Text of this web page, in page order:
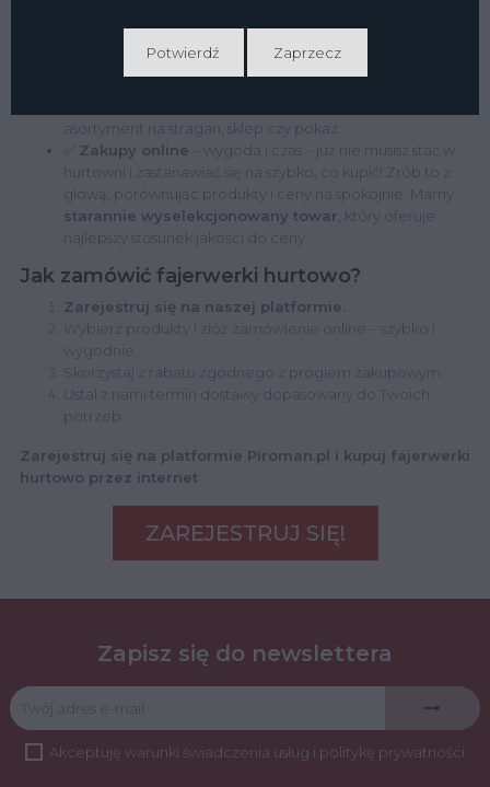
Elastyczna współpraca
– zamówienia i dostawy
asortyment na stragan, sklep czy pokaz.
Zakupy online – wygoda i czas – już nie musisz stać w
hurtowni i zastanawiać się na szybko, co kupić! Zrób to z
głową, porównując produkty i ceny na spokojnie. Mamy
starannie wyselekcjonowany towar , który oferuje
najlepszy stosunek jakości do ceny.
Jak zamówić fajerwerki hurtowo?
Zarejestruj się na naszej platformie.
Wybierz produkty i złóż zamówienie online – szybko i
wygodnie.
Skorzystaj z rabatu zgodnego z progiem zakupowym.
Ustal z nami termin dostawy dopasowany do Twoich
potrzeb.
Zarejestruj się na platformie Piroman.pl i kupuj fajerwerki
hurtowo przez internet
ZAREJESTRUJ SIĘ!
Zapisz się do newslettera
Akceptuję warunki świadczenia usług i politykę prywatności
Potwierdź Zaprzecz